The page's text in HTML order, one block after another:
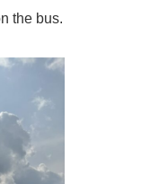
the bus.